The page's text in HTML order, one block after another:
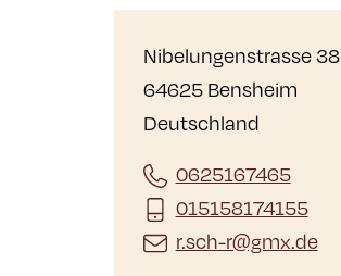
Nibelungenstrasse 38
64625 Bensheim
Deutschland
0625167465
015158174155
r.sch-r@gmx.de